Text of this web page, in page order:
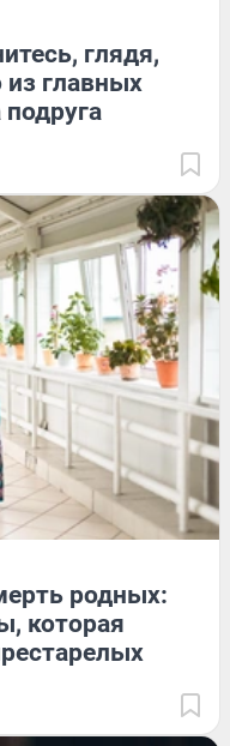
глядя,
из главных
родных:
которая